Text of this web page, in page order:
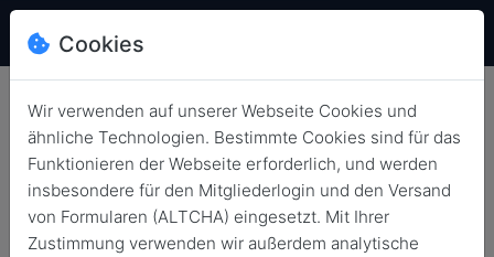
Cookies
Wir verwenden auf unserer Webseite Cookies und
ähnliche Technologien. Bestimmte Cookies sind für das
Funktionieren der Webseite erforderlich, und werden
insbesondere für den Mitgliederlogin und den Versand
von Formularen (ALTCHA) eingesetzt. Mit Ihrer
Zustimmung verwenden wir außerdem analytische